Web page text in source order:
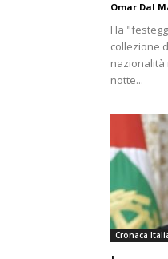
Omar Dal
Ha
collezione
nazionalità
notte...
Cronaca